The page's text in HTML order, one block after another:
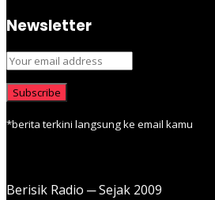
Newsletter
*berita terkini langsung ke email kamu
Berisik Radio ─ Sejak 2009